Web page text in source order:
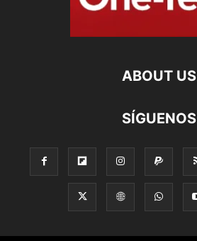
ABOUT US
SÍGUENOS